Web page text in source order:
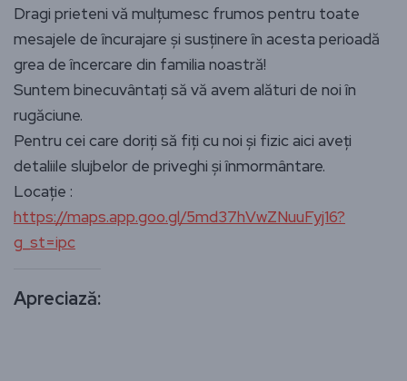
Dragi prieteni vă mulțumesc frumos pentru toate
mesajele de încurajare și susținere în acesta perioadă
grea de încercare din familia noastră!
Suntem binecuvântați să vă avem alături de noi în
rugăciune.
Pentru cei care doriți să fiți cu noi și fizic aici aveți
detaliile slujbelor de priveghi și înmormântare.
Locație :
https://maps.app.goo.gl/5md37hVwZNuuFyj16?
g_st=ipc
Apreciază: